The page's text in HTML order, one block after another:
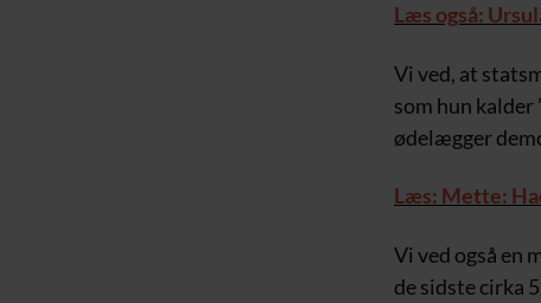
Læs også:
Vi ved, at
som hun
ødelægger
Læs: Mette:
Vi ved også en
de sidste cirka